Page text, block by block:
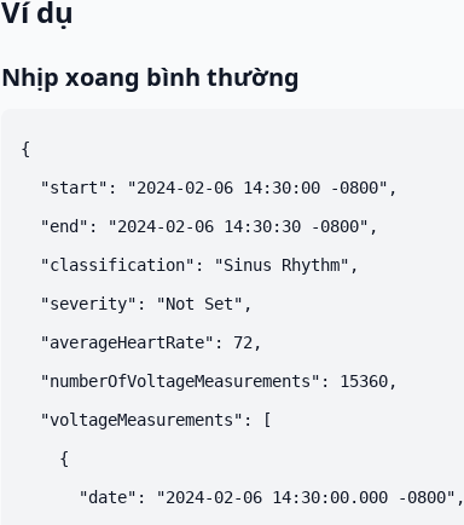
Ví dụ
Nhịp xoang bình thường
{
  "start": "2024-02-06 14:30:00 -0800",
  "end": "2024-02-06 14:30:30 -0800",
  "classification": "Sinus Rhythm",
  "severity": "Not Set",
  "averageHeartRate": 72,
  "numberOfVoltageMeasurements": 15360,
  "voltageMeasurements": [
    {
      "date": "2024-02-06 14:30:00.000 -0800",